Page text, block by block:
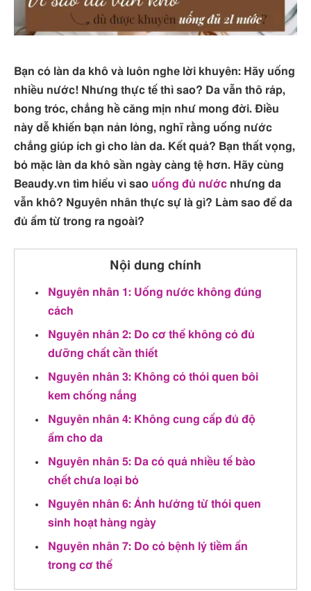
Bạn có làn da khô và luôn nghe lời khuyên: Hãy uống
nhiều nước! Nhưng thực tế thì sao? Da vẫn thô ráp,
bong tróc, chẳng hề căng mịn như mong đời. Điều
này dễ khiến bạn nản lỏng, nghĩ rằng uống nước
chẳng giúp ích gì cho làn da. Kết quả? Bạn thất vọng,
bỏ mặc làn da khô sần ngày càng tệ hơn. Hãy cùng
Beaudy.vn tìm hiểu vì sao uống đủ nước nhưng da
vẫn khô? Nguyên nhân thực sự là gì? Làm sao để da
đủ ẩm từ trong ra ngoài?
Nội dung chính
Nguyên nhân 1: Uống nước không đúng
cách
Nguyên nhân 2: Do cơ thể không có đủ
dưỡng chất cần thiết
Nguyên nhân 3: Không có thói quen bôi
kem chống nắng
Nguyên nhân 4: Không cung cấp đủ độ
ẩm cho da
Nguyên nhân 5: Da có quá nhiều tế bào
chết chưa loại bỏ
Nguyên nhân 6: Ảnh hưởng từ thói quen
sinh hoạt hàng ngày
Nguyên nhân 7: Do có bệnh lý tiềm ẩn
trong cơ thể